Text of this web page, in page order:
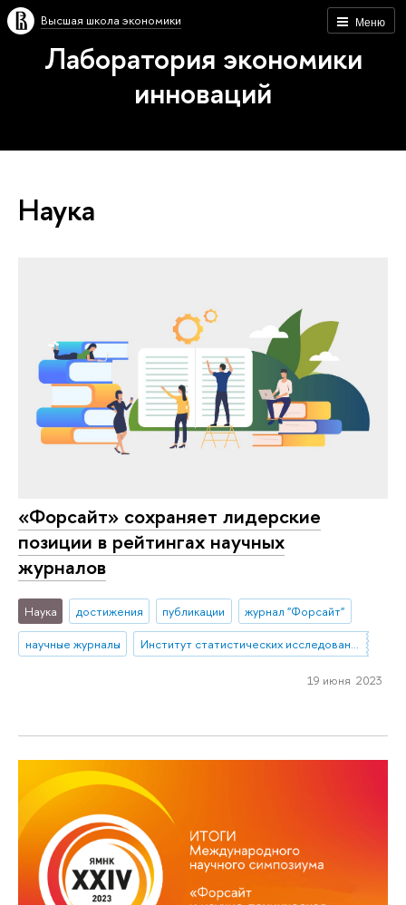
Меню
Высшая школа экономики
Лаборатория экономики
инноваций
Наука
«Форсайт» сохраняет лидерские
позиции в рейтингах научных
журналов
Наука достижения публикации
журнал "Форсайт"
научные журналы
Институт статистических исследований и экономики знаний
19 июня 2023